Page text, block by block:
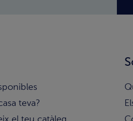
teva?